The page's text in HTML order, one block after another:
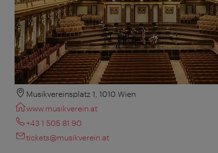
Musikvereinsplatz 1, 1010 Wien
www.musikverein.at
+43 1 505 81 90
tickets@musikverein.at